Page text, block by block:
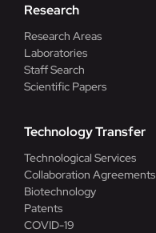
Research
Research Areas
Laboratories
Staff Search
Scientific Papers
Technology Transfer
Technological Services
Collaboration Agreements
Biotechnology
Patents
COVID-19